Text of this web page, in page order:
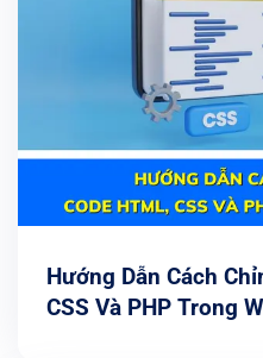
Hướng Dẫn Cách
CSS Và PHP Trong